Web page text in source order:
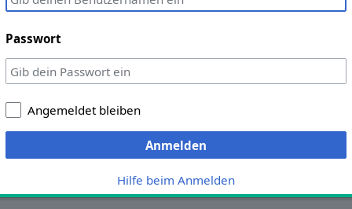
Passwort
Angemeldet bleiben
Anmelden
Hilfe beim Anmelden